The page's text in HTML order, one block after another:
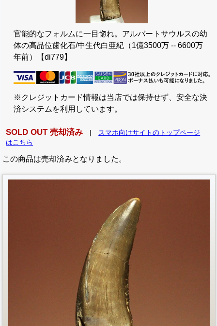
官能的なフォルムに一目惚れ。アルバートサウルスの幼
体の高品位歯化石/中生代白亜紀（1億3500万 -- 6600万
年前）【di779】
※クレジットカード情報は当店では保持せず、安全な決
済システムを利用しています。
SOLD OUT 売却済み
スマホ向けサイトのトップページ
はこちら
この商品は売却済みとなりました。